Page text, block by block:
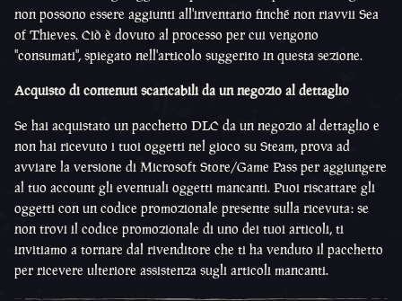
non possono essere aggiunti all'inventario finché non riavvii Sea
of Thieves. Ciò è dovuto al processo per cui vengono
"consumati", spiegato nell'articolo suggerito in questa sezione.
Acquisto di contenuti scaricabili da un negozio al dettaglio
Se hai acquistato un pacchetto DLC da un negozio al dettaglio e
non hai ricevuto i tuoi oggetti nel gioco su Steam, prova ad
avviare la versione di Microsoft Store/Game Pass per aggiungere
al tuo account gli eventuali oggetti mancanti. Puoi riscattare gli
oggetti con un codice promozionale presente sulla ricevuta: se
non trovi il codice promozionale di uno dei tuoi articoli, ti
invitiamo a tornare dal rivenditore che ti ha venduto il pacchetto
per ricevere ulteriore assistenza sugli articoli mancanti.